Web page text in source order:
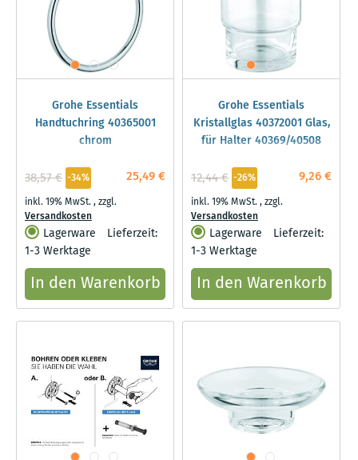
Grohe Essentials
Handtuchring 40365001
chrom
25,49 €
38,57 € -34%
inkl. 19% MwSt.,zzgl.
Versandkosten
Lagerware
Lieferzeit:
1-3 Werktage
In den Warenkorb
Grohe Essentials
Kristallglas 40372001 Glas,
für Halter 40369/40508
9,26 €
12,44 € -26%
inkl. 19% MwSt.,zzgl.
Versandkosten
Lagerware
Lieferzeit:
1-3 Werktage
In den Warenkorb